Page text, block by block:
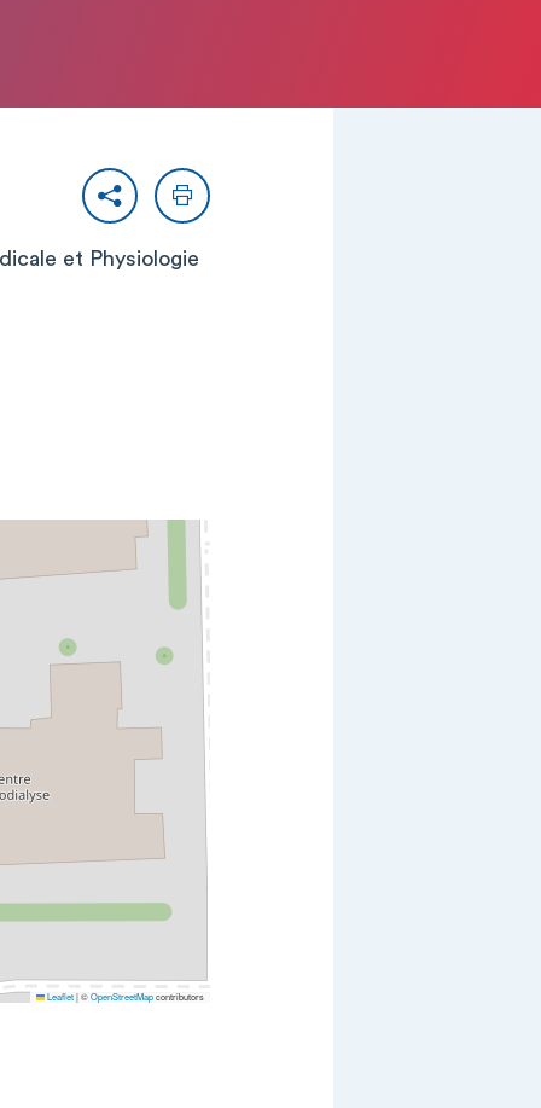
PartagerImprimer
et Physiologie
Leaflet|©OpenStreetMapcontributors